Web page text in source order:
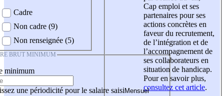
Cadre
Non cadre (9)
Non renseignée (5)
BRUT MINIMUM
minimum
une périodicité pour le salaire saisi
Cap emploi et ses
partenaires pour ses
actions concrètes en
faveur du recrutement,
de l’intégration et de
l’accompagnement de
ses collaborateurs en
situation de handicap.
Pour en savoir plus,
consultez cet article.